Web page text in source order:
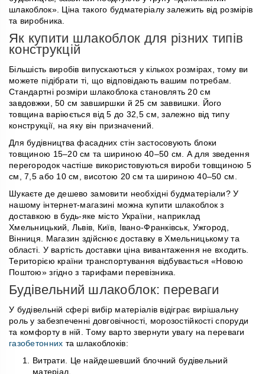
шлакоблок». Ціна такого будматеріалу залежить від розмірів
та виробника.
Як купити шлакоблок для різних типів
конструкцій
Більшість виробів випускаються у кількох розмірах, тому ви
можете підібрати ті, що відповідають вашим потребам.
Стандартні розміри шлакоблока становлять 20 см
завдовжки, 50 см завширшки й 25 см заввишки. Його
товщина варіюється від 5 до 32,5 см, залежно від типу
конструкції, на яку він призначений.
Для будівництва фасадних стін застосовують блоки
товщиною 15–20 см та шириною 40–50 см. А для зведення
перегородок частіше використовуються вироби товщиною 5
см, 7,5 або 10 см, висотою 20 см та шириною 40–50 см.
Шукаєте де дешево замовити необхідні будматеріали? У
нашому інтернет-магазині можна купити шлакоблок з
доставкою в будь-яке місто України, наприклад
Хмельницький, Львів, Київ, Івано-Франківськ, Ужгород,
Вінниця. Магазин здійснює доставку в Хмельницькому та
області. У вартість доставки ціна вивантаження не входить.
Територією країни транспортування відбувається «Новою
Поштою» згідно з тарифами перевізника.
Будівельний шлакоблок: переваги
У будівельній сфері вибір матеріалів відіграє вирішальну
роль у забезпеченні довговічності, морозостійкості споруди
та комфорту в ній. Тому варто звернути увагу на переваги
газобетонних та шлакоблоків:
Витрати. Це найдешевший блочний будівельний
матеріал.